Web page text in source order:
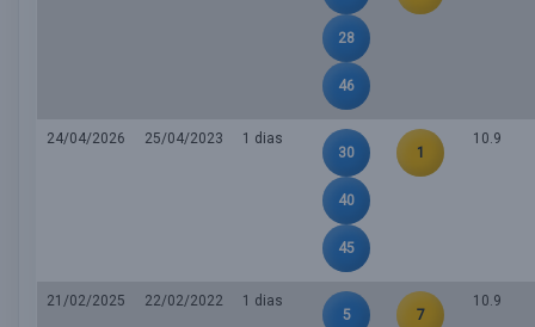
28
46
24/04/2026 25/04/2023
1 dias
30
40
45
1
10.9
21/02/2025 22/02/2022
1 dias
5
7
10.9